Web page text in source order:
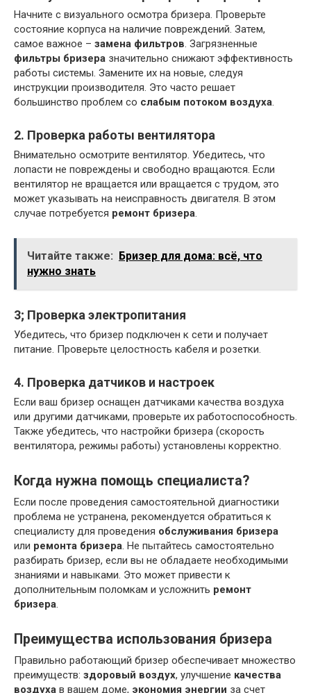
Начните с визуального осмотра бризера. Проверьте
состояние корпуса на наличие повреждений. Затем,
самое важное – замена фильтров. Загрязненные
фильтры бризера значительно снижают эффективность
работы системы. Замените их на новые, следуя
инструкции производителя. Это часто решает
большинство проблем со слабым потоком воздуха.
2. Проверка работы вентилятора
Внимательно осмотрите вентилятор. Убедитесь, что
лопасти не повреждены и свободно вращаются. Если
вентилятор не вращается или вращается с трудом, это
может указывать на неисправность двигателя. В этом
случае потребуется ремонт бризера.
Читайте также: Бризер для дома: всё, что
нужно знать
3; Проверка электропитания
Убедитесь, что бризер подключен к сети и получает
питание. Проверьте целостность кабеля и розетки.
4. Проверка датчиков и настроек
Если ваш бризер оснащен датчиками качества воздуха
или другими датчиками, проверьте их работоспособность.
Также убедитесь, что настройки бризера (скорость
вентилятора, режимы работы) установлены корректно.
Когда нужна помощь специалиста?
Если после проведения самостоятельной диагностики
проблема не устранена, рекомендуется обратиться к
специалисту для проведения обслуживания бризера
или ремонта бризера. Не пытайтесь самостоятельно
разбирать бризер, если вы не обладаете необходимыми
знаниями и навыками. Это может привести к
дополнительным поломкам и усложнить ремонт
бризера.
Преимущества использования бризера
Правильно работающий бризер обеспечивает множество
преимуществ: здоровый воздух, улучшение качества
воздуха в вашем доме, экономия энергии за счет